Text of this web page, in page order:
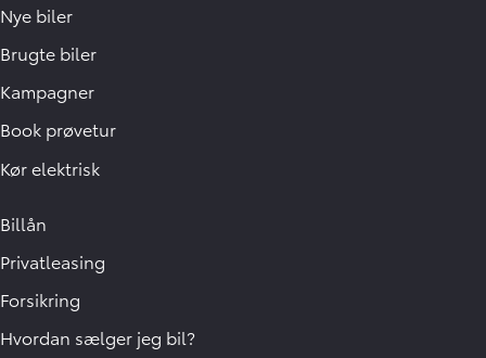
Nye biler
Brugte biler
Kampagner
Book prøvetur
Kør elektrisk
Billån
Privatleasing
Forsikring
Hvordan sælger jeg bil?